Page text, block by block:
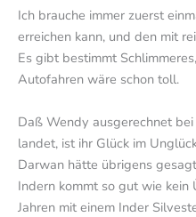
Ich brauche immer zuerst
erreichen kann, und den mit
Es gibt bestimmt
Autofahren wäre schon toll.
Daß Wendy ausgerechnet
landet, ist ihr Glück im
Darwan hätte übrigens
Indern kommt so gut wie
Jahren mit einem Inder